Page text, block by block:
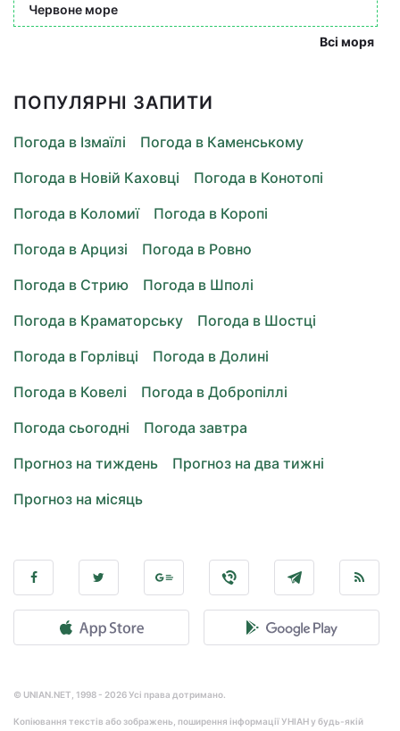
Червоне море
Всі моря
ПОПУЛЯРНІ ЗАПИТИ
Погода в Ізмаїлі
Погода в Каменському
Погода в Новій Каховці
Погода в Конотопі
Погода в Коломиї
Погода в Коропі
Погода в Арцизі
Погода в Ровно
Погода в Стрию
Погода в Шполі
Погода в Краматорську
Погода в Шостці
Погода в Горлівці
Погода в Долині
Погода в Ковелі
Погода в Добропіллі
Погода сьогодні
Погода завтра
Прогноз на тиждень
Прогноз на два тижні
Прогноз на місяць
© UNIAN.NET, 1998 - 2026 Усі права дотримано.
Копіювання текстів або зображень, поширення інформації УНІАН у будь-якій